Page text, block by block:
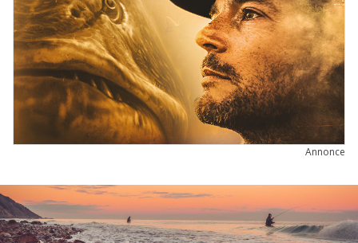
Annonce